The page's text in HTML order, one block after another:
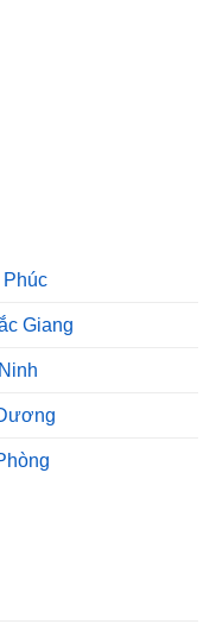
Giang